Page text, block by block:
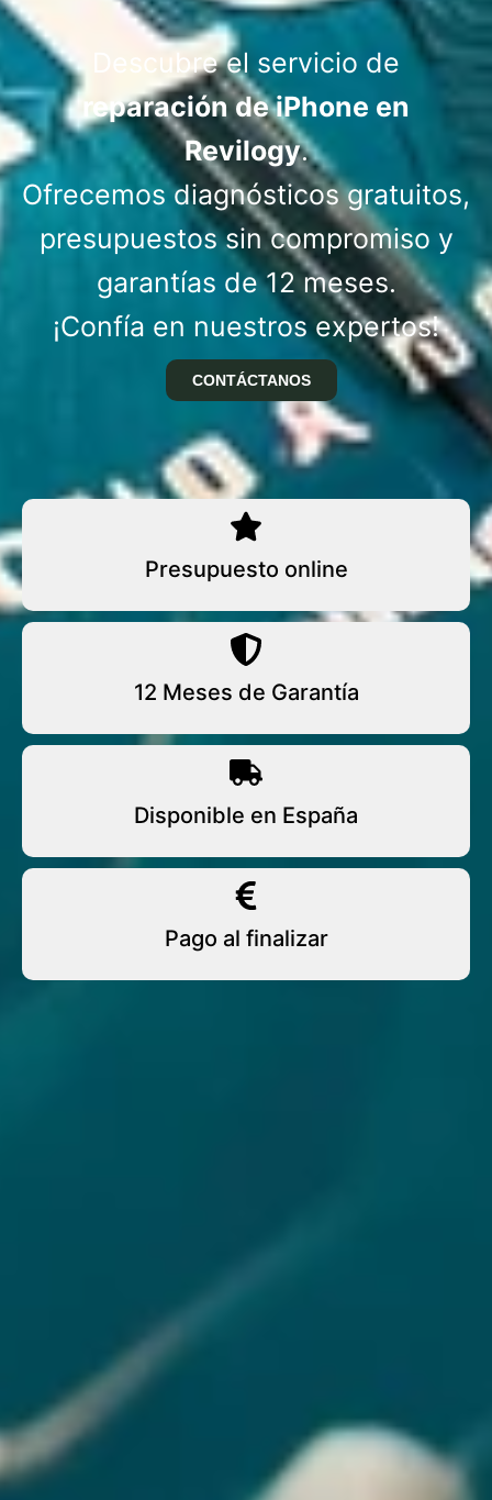
Descubre el servicio de
reparación de iPhone en
Revilogy.
Ofrecemos diagnósticos gratuitos,
presupuestos sin compromiso y
garantías de 12 meses.
¡Confía en nuestros expertos!
CONTÁCTANOS
Presupuesto online
12 Meses de Garantía
Disponible en España
Pago al finalizar